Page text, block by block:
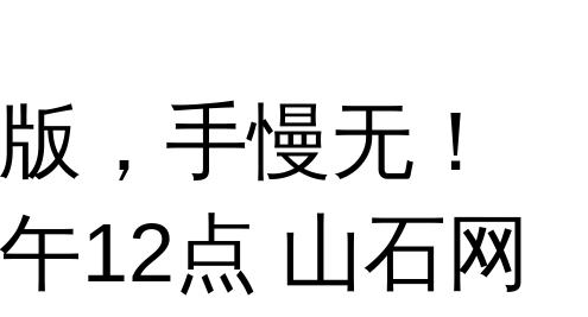
，手慢无！
12点 山石网